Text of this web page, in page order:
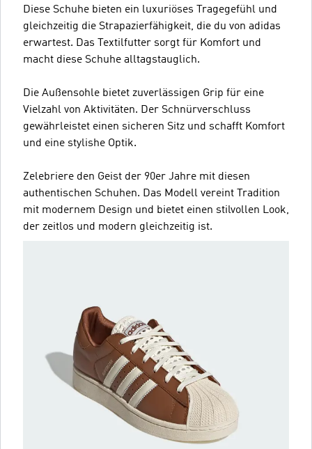
Diese Schuhe bieten ein luxuriöses Tragegefühl und
gleichzeitig die Strapazierfähigkeit, die du von adidas
erwartest. Das Textilfutter sorgt für Komfort und
macht diese Schuhe alltagstauglich.
Die Außensohle bietet zuverlässigen Grip für eine
Vielzahl von Aktivitäten. Der Schnürverschluss
gewährleistet einen sicheren Sitz und schafft Komfort
und eine stylishe Optik.
Zelebriere den Geist der 90er Jahre mit diesen
authentischen Schuhen. Das Modell vereint Tradition
mit modernem Design und bietet einen stilvollen Look,
der zeitlos und modern gleichzeitig ist.